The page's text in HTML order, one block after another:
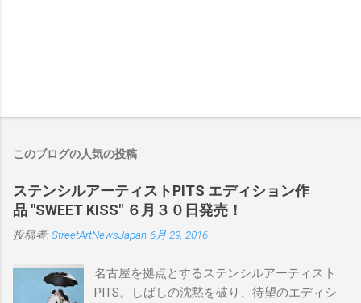
このブログの人気の投稿
ステンシルアーティストPITS エディション作
品 "SWEET KISS" ６月３０日発売！
投稿者: StreetArtNewsJapan 6月 29, 2016
名古屋を拠点とするステンシルアーティスト
PITS。しばしの沈黙を破り、待望のエディシ